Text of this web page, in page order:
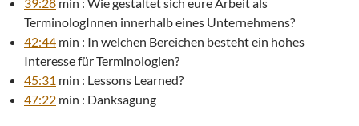
TerminologInnen innerhalb eines Unternehmens?
42:44 min : In welchen Bereichen besteht ein hohes
Interesse für Terminologien?
45:31 min : Lessons Learned?
47:22 min : Danksagung